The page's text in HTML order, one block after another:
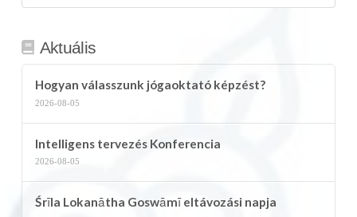
kategória
Aktuális
Hogyan válasszunk jógaoktató képzést?
2026-08-05
Intelligens tervezés Konferencia
2026-08-05
Śrīla Lokanātha Goswāmī eltávozási napja